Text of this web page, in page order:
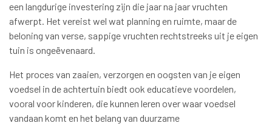
een langdurige investering zijn die jaar na jaar vruchten
afwerpt. Het vereist wel wat planning en ruimte, maar de
beloning van verse, sappige vruchten rechtstreeks uit je eigen
tuin is ongeëvenaard.
Het proces van zaaien, verzorgen en oogsten van je eigen
voedsel in de achtertuin biedt ook educatieve voordelen,
vooral voor kinderen, die kunnen leren over waar voedsel
vandaan komt en het belang van duurzame